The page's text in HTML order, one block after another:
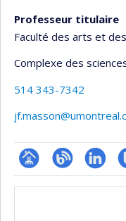
Professeur titulaire
Faculté des arts et
Complexe des
514 343-7342
Page BlogueLinkedIn
Médias